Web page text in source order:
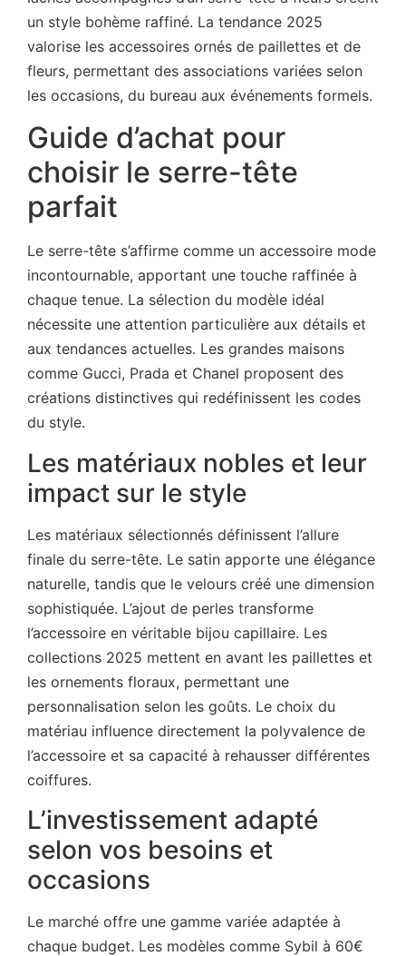
un style bohème raffiné. La tendance 2025
valorise les accessoires ornés de paillettes et de
fleurs, permettant des associations variées selon
les occasions, du bureau aux événements formels.
Guide d’achat pour
choisir le serre-tête
parfait
Le serre-tête s’affirme comme un accessoire mode
incontournable, apportant une touche raffinée à
chaque tenue. La sélection du modèle idéal
nécessite une attention particulière aux détails et
aux tendances actuelles. Les grandes maisons
comme Gucci, Prada et Chanel proposent des
créations distinctives qui redéfinissent les codes
du style.
Les matériaux nobles et leur
impact sur le style
Les matériaux sélectionnés définissent l’allure
finale du serre-tête. Le satin apporte une élégance
naturelle, tandis que le velours créé une dimension
sophistiquée. L’ajout de perles transforme
l’accessoire en véritable bijou capillaire. Les
collections 2025 mettent en avant les paillettes et
les ornements floraux, permettant une
personnalisation selon les goûts. Le choix du
matériau influence directement la polyvalence de
l’accessoire et sa capacité à rehausser différentes
coiffures.
L’investissement adapté
selon vos besoins et
occasions
Le marché offre une gamme variée adaptée à
chaque budget. Les modèles comme Sybil à 60€